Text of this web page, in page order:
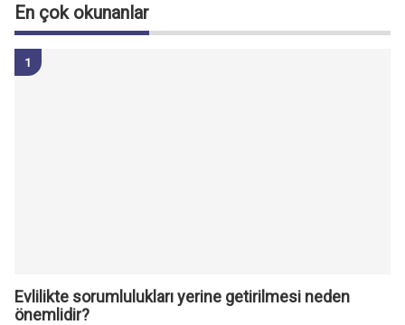
En çok okunanlar
Evlilikte sorumlulukları yerine getirilmesi neden
önemlidir?